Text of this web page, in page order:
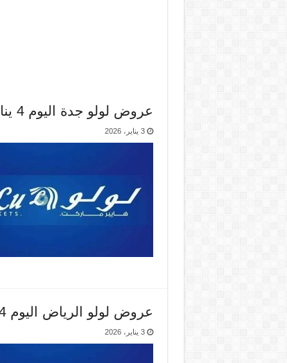
عروض لولو جدة اليوم 4 يناير حتى 6 يناير 2026 ايام رهيبة
3 يناير، 2026
عروض لولو الرياض اليوم 4 يناير حتى 6 يناير 2026 ايام رهيبة
3 يناير، 2026